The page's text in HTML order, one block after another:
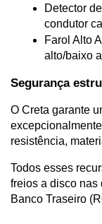
Detector
condutor
Farol Alto
alto/baixo
Segurança
O Creta garante
resistência,
Todos esses
freios a disco nas
Banco Traseiro